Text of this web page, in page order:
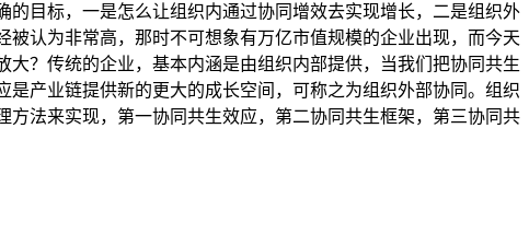
目标，一是怎么让组织内通过协同增效去实现增长，二是组织外
认为非常高，那时不可想象有万亿市值规模的企业出现，而今天
？传统的企业，基本内涵是由组织内部提供，当我们把协同共生
产业链提供新的更大的成长空间，可称之为组织外部协同。组织
法来实现，第一协同共生效应，第二协同共生框架，第三协同共